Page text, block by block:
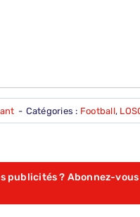
- Catégories : Football,
publicités ? Abonnez-